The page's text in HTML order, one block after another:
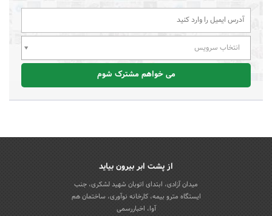
انتخاب سرویس
می خواهم مشترک شوم
از پشت ابر بیرون بیاید
میدان آزادی، ابتدای اتوبان شهید لشکری، جنب
ایستگاه مترو بیمه، کارخانه نوآوری، ساختمان هم
آوا، اخباررسمی